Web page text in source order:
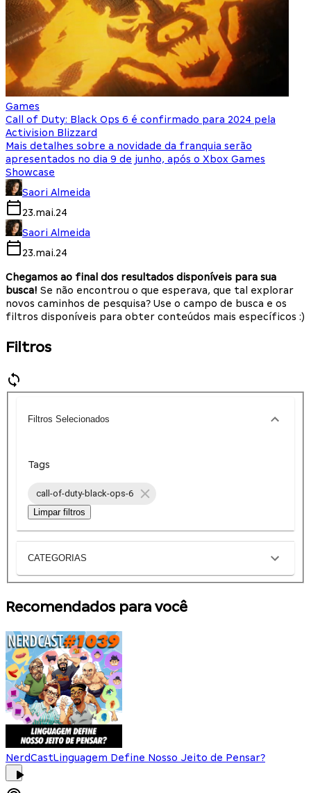
Games
Call of Duty: Black Ops 6 é confirmado para 2024 pela
Activision Blizzard
Mais detalhes sobre a novidade da franquia serão
apresentados no dia 9 de junho, após o Xbox Games
Showcase
Saori Almeida
23.mai.24
Saori Almeida
23.mai.24
Chegamos ao final dos resultados disponíveis para sua
busca! Se não encontrou o que esperava, que tal explorar
novos caminhos de pesquisa? Use o campo de busca e os
filtros disponíveis para obter conteúdos mais específicos :)
Filtros
Filtros Selecionados
Tags
call-of-duty-black-ops-6
Limpar filtros
CATEGORIAS
Recomendados para você
NerdCastLinguagem Define Nosso Jeito de Pensar?